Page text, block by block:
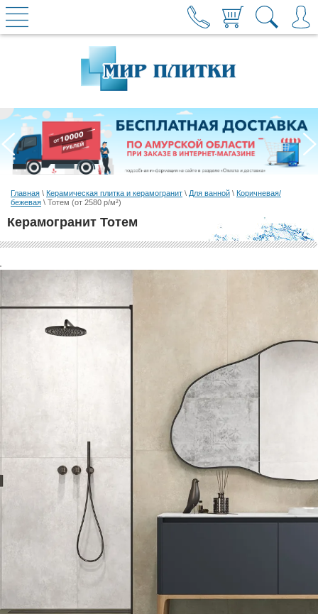
Главная \ Керамическая плитка и керамогранит \ Для ванной \ Коричневая/
бежевая \ Тотем (от 2580 р/м²)
Керамогранит Тотем